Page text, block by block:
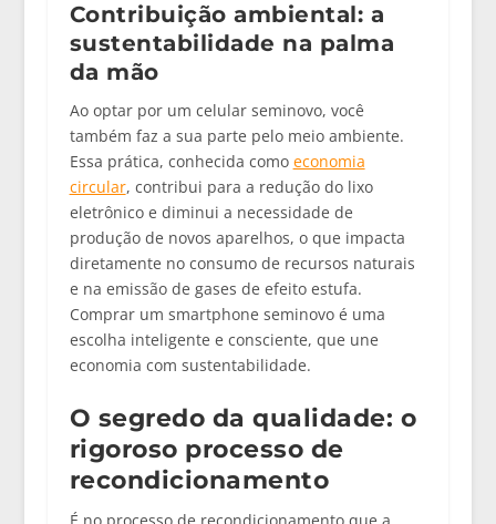
Contribuição ambiental: a
sustentabilidade na palma
da mão
Ao optar por um celular seminovo, você
também faz a sua parte pelo meio ambiente.
Essa prática, conhecida como economia
circular, contribui para a redução do lixo
eletrônicoe diminui a necessidade de
produção de novos aparelhos, o que impacta
diretamente no consumo de recursos naturais
e na emissão de gases de efeito estufa.
Comprar um smartphone seminovo é uma
escolha inteligente e consciente, que une
economia com sustentabilidade.
O segredo da qualidade: o
rigoroso processo de
recondicionamento
É no processo de recondicionamentoque a